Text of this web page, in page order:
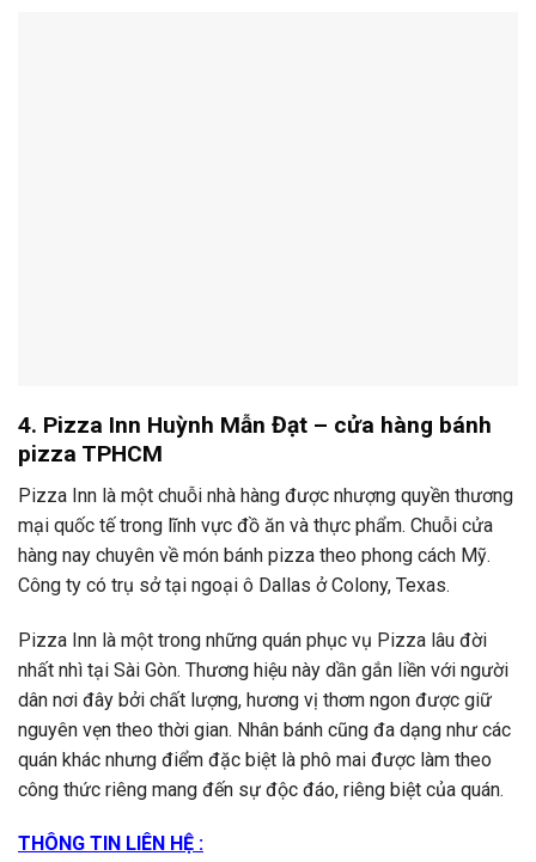
4. Pizza Inn Huỳnh Mẫn Đạt – cửa hàng bánh
pizza TPHCM
Pizza Inn là một chuỗi nhà hàng được nhượng quyền thương
mại quốc tế trong lĩnh vực đồ ăn và thực phẩm. Chuỗi cửa
hàng nay chuyên về món bánh pizza theo phong cách Mỹ.
Công ty có trụ sở tại ngoại ô Dallas ở Colony, Texas.
Pizza Inn là một trong những quán phục vụ Pizza lâu đời
nhất nhì tại Sài Gòn. Thương hiệu này dần gắn liền với người
dân nơi đây bởi chất lượng, hương vị thơm ngon được giữ
nguyên vẹn theo thời gian. Nhân bánh cũng đa dạng như các
quán khác nhưng điểm đặc biệt là phô mai được làm theo
công thức riêng mang đến sự độc đáo, riêng biệt của quán.
THÔNG TIN LIÊN HỆ :